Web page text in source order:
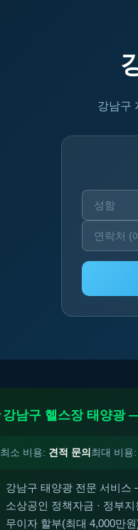
강남구
강남구 헬스장 태양광
최소 비용: 견적 문의 최대 비용:
강남구 태양광 전문 서비
소상공인 정책자금 · 정부
무이자 할부(최대 4,000만원